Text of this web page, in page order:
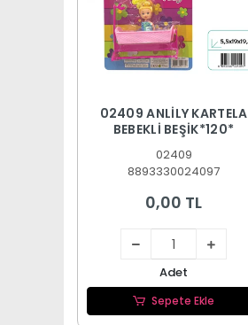
02409 ANLİLY KARTELA
BEBEKLİ BEŞİK*120*
02409
8893330024097
0,00 TL
Adet
Sepete Ekle